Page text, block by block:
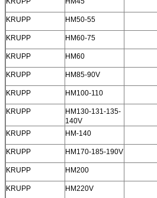
KRUPP HM50-55
KRUPP HM60-75
KRUPP HM60
KRUPP HM85-90V
KRUPP HM100-110
KRUPP
HM130-131-135-
140V
KRUPP HM-140
KRUPP HM170-185-190V
KRUPP HM200
KRUPP HM220V